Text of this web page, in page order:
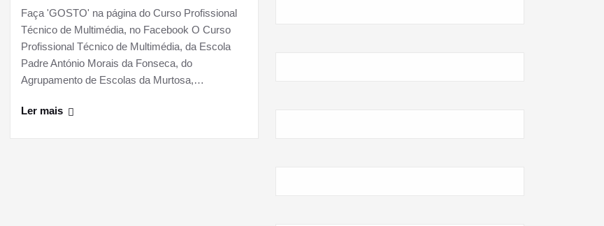
Faça 'GOSTO' na página do Curso Profissional
Técnico de Multimédia, no Facebook O Curso
Profissional Técnico de Multimédia, da Escola
Padre António Morais da Fonseca, do
Agrupamento de Escolas da Murtosa,…
Ler mais